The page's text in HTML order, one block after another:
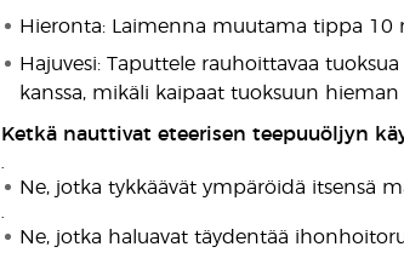
Hieronta: Laimenna muutama tippa 10
Hajuvesi: Taputtele rauhoittavaa
kanssa, mikäli kaipaat tuoksuun hieman
Ketkä nauttivat eteerisen teepuuöljyn
•
Ne, jotka tykkäävät ympäröidä itsensä
•
Ne, jotka haluavat täydentää